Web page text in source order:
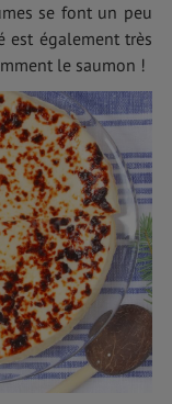
se font un peu
est également très
le saumon !